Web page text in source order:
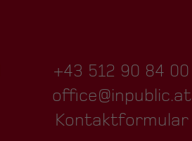
+43 512 90 84 00
office@inpublic.at
Kontaktformular